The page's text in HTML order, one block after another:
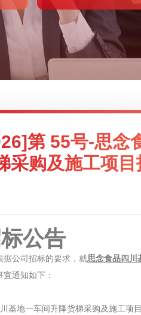
第 55号-思念
采购及施工项目
公告
据公司招标的要求，就思念食品四川
通知如下：
基地一车间升降货梯采购及施工项目